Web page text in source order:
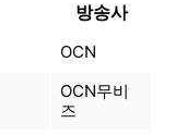
방송사
OCN
OCN무비
즈